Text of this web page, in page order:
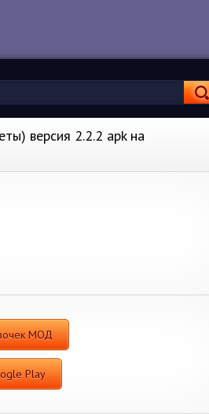
версия 2.2.2 apk на
МОД
Play